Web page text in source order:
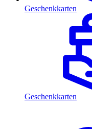
Geschenkkarten
Geschenkkarten